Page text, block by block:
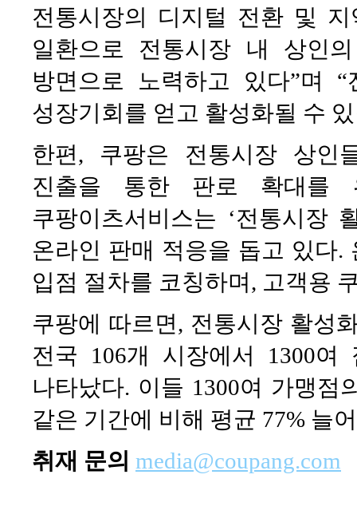
전통시장의 디지털 전환 및
일환으로 전통시장 내 상인
방면으로 노력하고 있다”며
성장기회를 얻고 활성화될 수
한편, 쿠팡은 전통시장 상인
진출을 통한 판로 확대를
쿠팡이츠서비스는 ‘전통시장
온라인 판매 적응을 돕고 있다.
입점 절차를 코칭하며, 고객용
쿠팡에 따르면, 전통시장 활성
전국 106개 시장에서 1300
나타났다. 이들 1300여 가맹
같은 기간에 비해 평균 77% 늘
취재 문의 media@coupang.com